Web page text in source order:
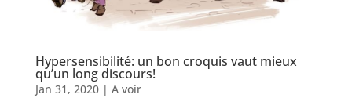
Hypersensibilité: un bon croquis vaut mieux
qu’un long discours!
Jan 31, 2020| A voir